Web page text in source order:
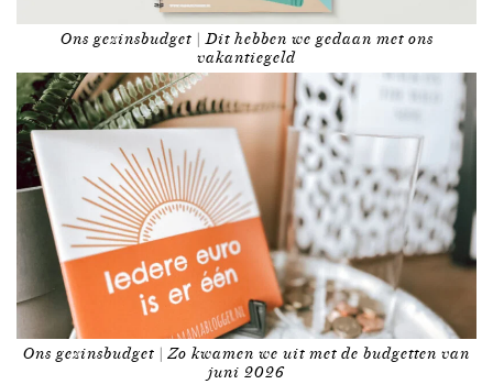
Ons gezinsbudget | Dit hebben we gedaan met ons
vakantiegeld
Ons gezinsbudget | Zo kwamen we uit met de budgetten van
juni 2026